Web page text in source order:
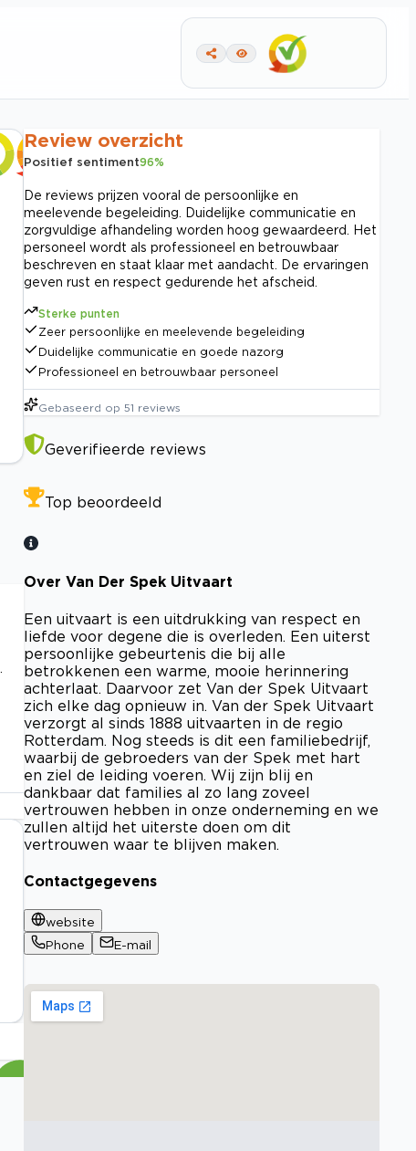
Review overzicht
Positief sentiment96%
De reviews prijzen vooral de persoonlijke en
meelevende begeleiding. Duidelijke communicatie en
zorgvuldige afhandeling worden hoog gewaardeerd. Het
personeel wordt als professioneel en betrouwbaar
beschreven en staat klaar met aandacht. De ervaringen
geven rust en respect gedurende het afscheid.
Sterke punten
Zeer persoonlijke en meelevende begeleiding
Duidelijke communicatie en goede nazorg
Professioneel en betrouwbaar personeel
Gebaseerd op 51 reviews
Geverifieerde reviews
Top beoordeeld
Over Van Der Spek Uitvaart
Een uitvaart is een uitdrukking van respect en
liefde voor degene die is overleden. Een uiterst
persoonlijke gebeurtenis die bij alle
betrokkenen een warme, mooie herinnering
achterlaat. Daarvoor zet Van der Spek Uitvaart
zich elke dag opnieuw in. Van der Spek Uitvaart
verzorgt al sinds 1888 uitvaarten in de regio
Rotterdam. Nog steeds is dit een familiebedrijf,
waarbij de gebroeders van der Spek met hart
en ziel de leiding voeren. Wij zijn blij en
dankbaar dat families al zo lang zoveel
vertrouwen hebben in onze onderneming en we
zullen altijd het uiterste doen om dit
vertrouwen waar te blijven maken.
Contactgegevens
website
Phone
E-mail